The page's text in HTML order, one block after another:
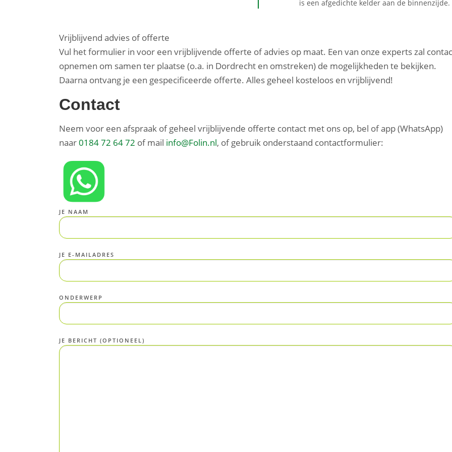
is een afgedichte kelder aan de binnenzijde.
Vrijblijvend advies of offerte
Vul het formulier in voor een vrijblijvende offerte of advies op maat. Een van onze experts zal
opnemen om samen ter plaatse (o.a. in Dordrecht en omstreken) de mogelijkheden te bekijken.
Daarna ontvang je een gespecificeerde offerte. Alles geheel kosteloos en vrijblijvend!
Contact
Neem voor een afspraak of geheel vrijblijvende offerte contact met ons op, bel of app (WhatsApp)
naar0184 72 64 72 of mail info@Folin.nl, of gebruik onderstaand contactformulier:
JE NAAM
JE E-MAILADRES
ONDERWERP
JE BERICHT (OPTIONEEL)